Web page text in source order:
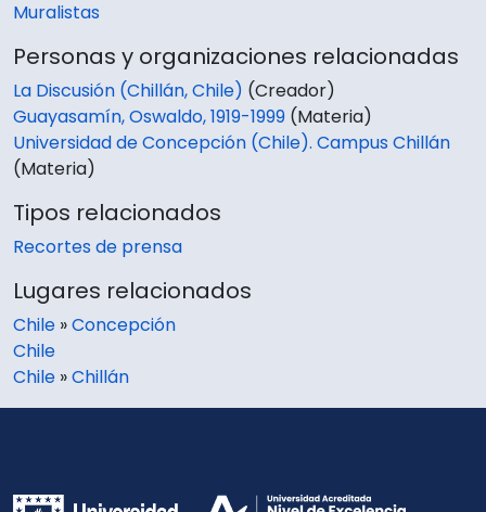
Muralistas
Personas y organizaciones relacionadas
La Discusión (Chillán, Chile) (Creador)
Guayasamín, Oswaldo, 1919-1999 (Materia)
Universidad de Concepción (Chile). Campus Chillán
(Materia)
Tipos relacionados
Recortes de prensa
Lugares relacionados
Chile »Concepción
Chile
Chile »Chillán